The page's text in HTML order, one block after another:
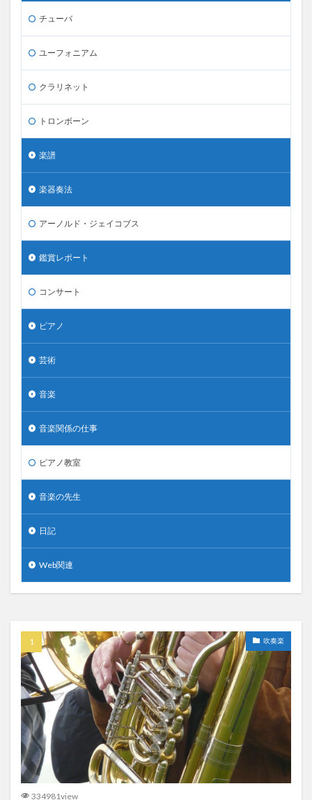
チューバ
ユーフォニアム
クラリネット
トロンボーン
楽譜
楽器奏法
アーノルド・ジェイコブス
鑑賞レポート
コンサート
ピアノ
芸術
音楽
音楽関係の仕事
ピアノ教室
音楽の先生
日記
Web関連
吹奏楽
334981view